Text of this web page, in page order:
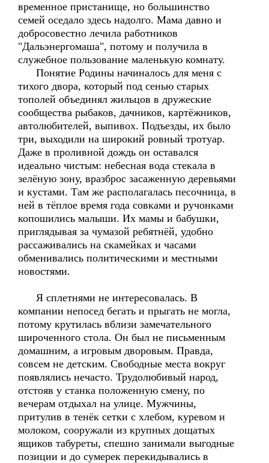
временное пристанище, но большинство
семей оседало здесь надолго. Мама давно и
добросовестно лечила работников
"Дальэнергомаша", потому и получила в
служебное пользование маленькую комнату.
Понятие Родины начиналось для меня с
тихого двора, который под сенью старых
тополей объединял жильцов в дружеские
сообщества рыбаков, дачников, картёжников,
автолюбителей, выпивох. Подъезды, их было
три, выходили на широкий ровный тротуар.
Даже в проливной дождь он оставался
идеально чистым: небесная вода стекала в
зелёную зону, вразброс засаженную деревьями
и кустами. Там же располагалась песочница, в
ней в тёплое время года совками и ручонками
копошились малыши. Их мамы и бабушки,
приглядывая за чумазой ребятнёй, удобно
рассаживались на скамейках и часами
обменивались политическими и местными
новостями.
Я сплетнями не интересовалась. В
компании непосед бегать и прыгать не могла,
потому крутилась вблизи замечательного
широченного стола. Он был не письменным
домашним, а игровым дворовым. Правда,
совсем не детским. Свободные места вокруг
появлялись нечасто. Трудолюбивый народ,
отстояв у станка положенную смену, по
вечерам отдыхал на улице. Мужчины,
притулив в тенёк сетки с хлебом, куревом и
молоком, сооружали из крупных дощатых
ящиков табуреты, спешно занимали выгодные
позиции и до сумерек перекидывались в